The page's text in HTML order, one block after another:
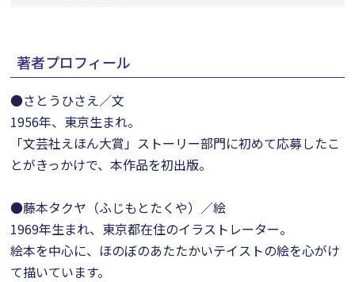
著者プロフィール
●さとうひさえ／文
1956年、東京生まれ。
「文芸社えほん大賞」ストーリー部門に初めて応募したこ
とがきっかけで、本作品を初出版。
●藤本タクヤ（ふじもとたくや）／絵
1969年生まれ、東京都在住のイラストレーター。
絵本を中心に、ほのぼのあたたかいテイストの絵を心がけ
て描いています。